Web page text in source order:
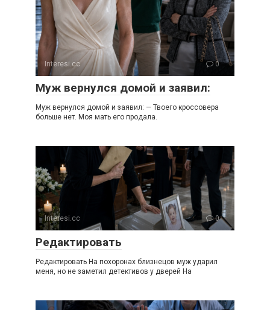
Interesi.cc 0
Муж вернулся домой и заявил:
Муж вернулся домой и заявил: — Твоего кроссовера
больше нет. Моя мать его продала.
Interesi.cc 0
Редактировать
Редактировать На похоронах близнецов муж ударил
меня, но не заметил детективов у дверей На